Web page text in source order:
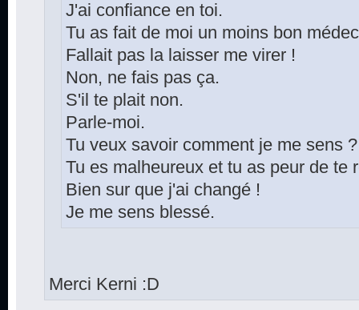
J'ai confiance en toi.
Tu as fait de moi un moins bon
Fallait pas la laisser me virer !
Non, ne fais pas ça.
S'il te plait non.
Parle-moi.
Tu veux savoir comment je me sens ?
Tu es malheureux et tu as peur de te
Bien sur que j'ai changé !
Je me sens blessé.
Merci Kerni :D